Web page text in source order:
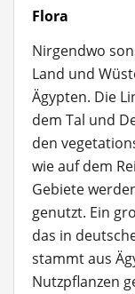
Flora
Nirgendwo
Land und
Ägypten. Die
dem Tal und
den
wie auf dem
Gebiete
genutzt. Ein
das in
stammt aus
Nutzpflanzen